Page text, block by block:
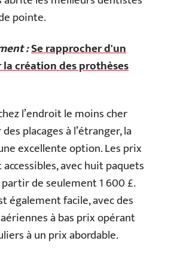
pointe.
:Se rapprocher d'un
création des prothèses
l’endroit le moins cher
placages à l’étranger, la
excellente option. Les prix
avec huit paquets
de seulement 1 600 £.
également facile, avec des
à bas prix opérant
à un prix abordable.